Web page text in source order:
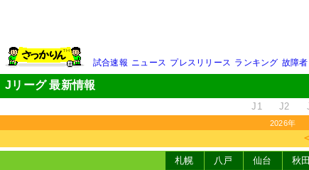
試合速報 ニュース プレスリリース ランキング 故障者
Jリーグ 最新情報
J1 J2
2026年
＜
札幌 八戸 仙台 秋田